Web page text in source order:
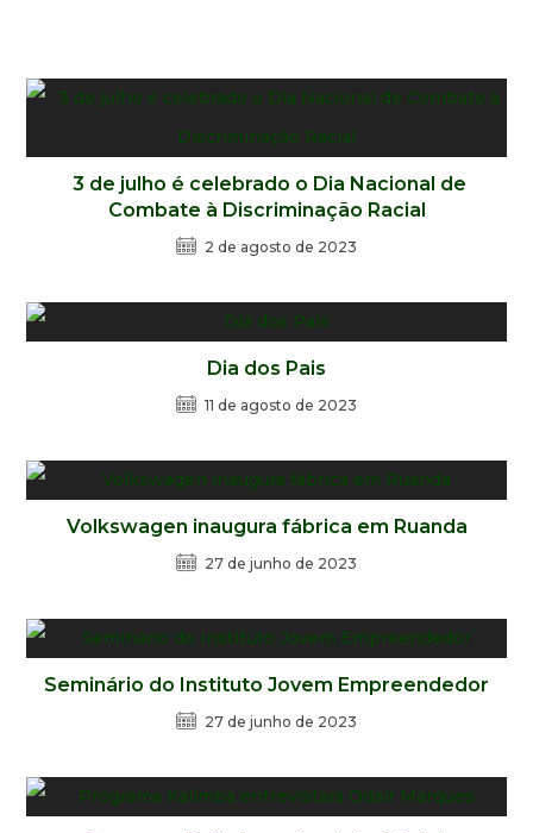
3 de julho é celebrado o Dia Nacional de
Combate à Discriminação Racial
2 de agosto de 2023
Dia dos Pais
11 de agosto de 2023
Volkswagen inaugura fábrica em Ruanda
27 de junho de 2023
Seminário do Instituto Jovem Empreendedor
27 de junho de 2023